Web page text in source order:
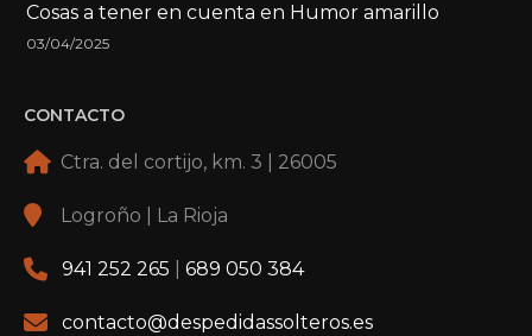
Cosas a tener en cuenta en Humor amarillo
03/04/2025
CONTACTO
Ctra. del cortijo, km. 3 | 26005
Logroño | La Rioja
941 252 265 689 050 384
contacto@despedidassolteros.es